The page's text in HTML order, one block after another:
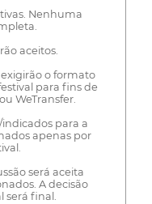
Nenhuma
aceitos.
exigirão o formato
para fins de
WeTransfer.
indicados para a
apenas por
será aceita
A decisão
será final.